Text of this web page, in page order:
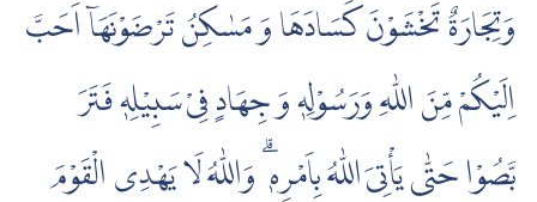
وَتِجَارَةٌ تَخْشَوْنَ كَسَادَهَا وَ مَسٰكِنُ تَرْضَوْنَهَاۤ اَحَبَّ
اِلَيْكُمْ مِّنَ اللّٰهِ وَرَسُوْلِهٖ وَ جِهَادٍ فِىْ سَبِيْلِهٖ فَتَرَ
بَّصُوْا حَتّٰى يَأْتِىَ اللّٰهُ بِاَمْرِهٖ ۗ وَاللّٰهُ لَا يَهْدِى الْقَوْمَ